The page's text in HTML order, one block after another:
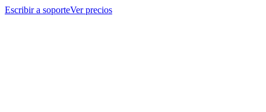
Escribir a soporteVer precios